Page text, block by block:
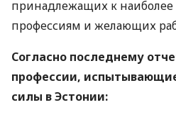
принадлежащих к
профессиям и желающих
Согласно последнему
профессии,
силы в Эстонии: